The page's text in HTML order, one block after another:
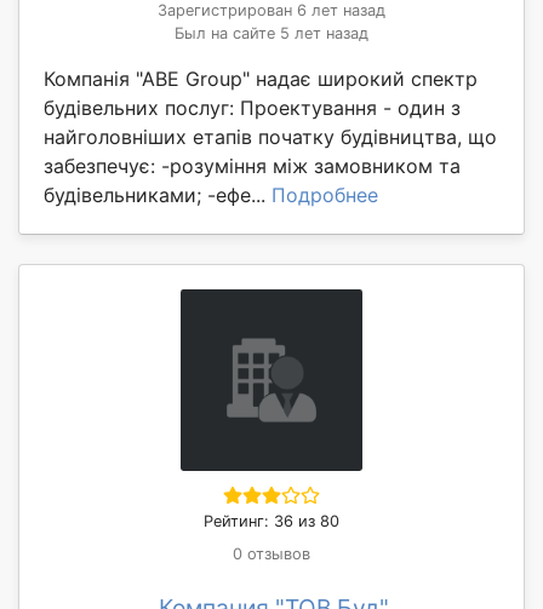
Зарегистрирован 6 лет назад
Был на сайте 5 лет назад
Компанія "АВЕ Group" надає широкий спектр
будівельних послуг: Проектування - один з
найголовніших етапів початку будівництва, що
забезпечує: -розуміння між замовником та
будівельниками; -ефе... Подробнее
Рейтинг: 36 из 80
0 отзывов